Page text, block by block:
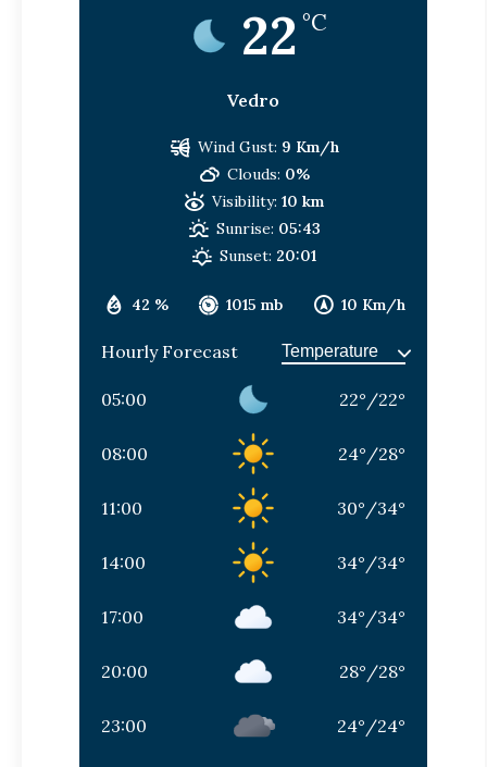
22 °C
Vedro
42 % 1015 mb 10 Km/h
Wind Gust: 9 Km/h
Clouds: 0%
Visibility: 10 km
Sunrise: 05:43
Sunset: 20:01
Hourly Forecast
05:00 22° /22°
08:00 24° /28°
11:00 30° /34°
14:00 34° /34°
17:00 34° /34°
20:00 28° /28°
23:00 24° /24°